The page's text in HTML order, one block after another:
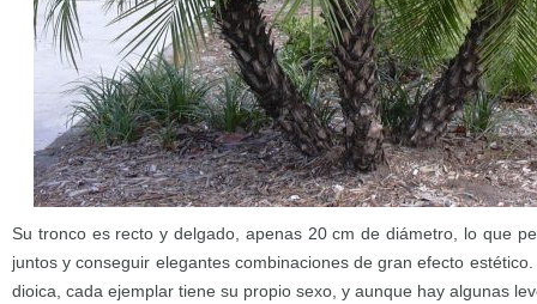
Su tronco es recto y delgado, apenas 20 cm de diámetro, lo que
juntos y conseguir elegantes combinaciones de gran efecto
dioica, cada ejemplar tiene su propio sexo, y aunque hay algunas